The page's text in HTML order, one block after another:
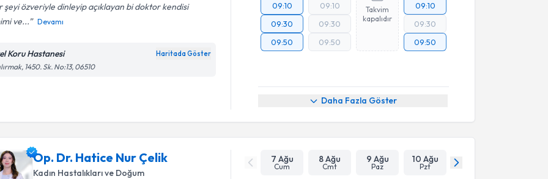
şeyi özveriyle dinleyip açıklayan bi doktor kendisi
ve...
Devamı
Koru Hastanesi Haritada Göster
1450. Sk. No:13, 06510
09:10
09:30
09:50
09:10
09:30
09:50
Takvim
kapalıdır
09:10
09:30
09:50
Daha Fazla Göster
Op. Dr. Hatice Nur Çelik
Kadın Hastalıkları ve Doğum
7 Ağu
Cum
8 Ağu
Cmt
9 Ağu
Paz
10 Ağu
Pzt